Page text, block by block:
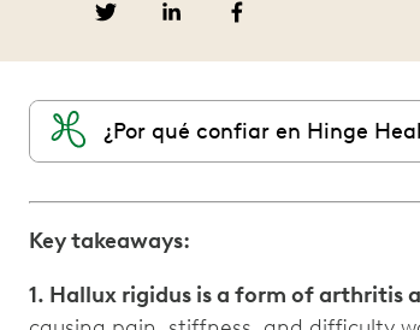
¿Por qué confiar en Hinge
Key takeaways:
1. Hallux rigidus is a form of